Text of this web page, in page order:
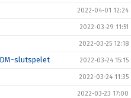
2022-04-01 12:24
2022-03-29 11:51
2022-03-25 12:18
slutspelet 2022-03-24 15:15
2022-03-24 11:35
2022-03-23 17:00